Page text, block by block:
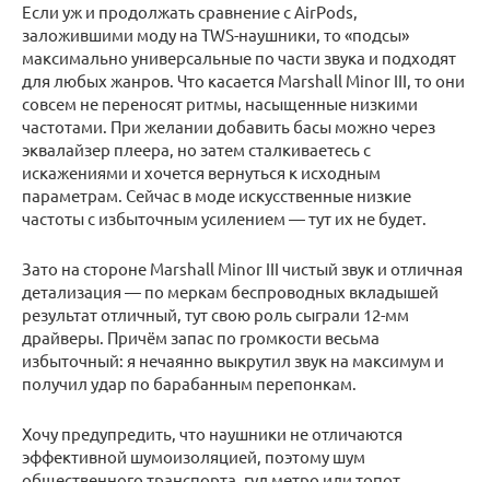
Если уж и продолжать сравнение с AirPods,
заложившими моду на TWS-наушники, то «подсы»
максимально универсальные по части звука и подходят
для любых жанров. Что касается Marshall Minor III, то они
совсем не переносят ритмы, насыщенные низкими
частотами. При желании добавить басы можно через
эквалайзер плеера, но затем сталкиваетесь с
искажениями и хочется вернуться к исходным
параметрам. Сейчас в моде искусственные низкие
частоты с избыточным усилением — тут их не будет.
Зато на стороне Marshall Minor III чистый звук и отличная
детализация — по меркам беспроводных вкладышей
результат отличный, тут свою роль сыграли 12-мм
драйверы. Причём запас по громкости весьма
избыточный: я нечаянно выкрутил звук на максимум и
получил удар по барабанным перепонкам.
Хочу предупредить, что наушники не отличаются
эффективной шумоизоляцией, поэтому шум